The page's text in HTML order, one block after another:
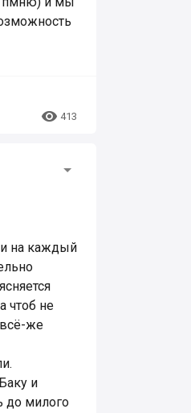
 413
на каждый
чтоб не
же
и
до милого